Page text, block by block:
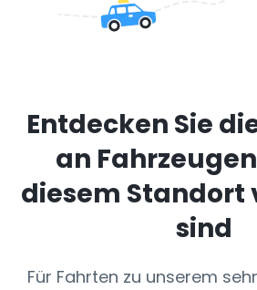
Entdecken Sie
an
diesem
sind
Für Fahrten zu unserem